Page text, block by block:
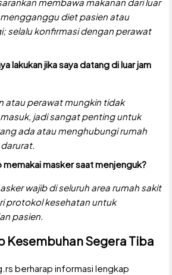
diet pasien atau
selalu konfirmasi dengan perawat
lakukan jika saya datang di luar jam
atau perawat mungkin tidak
jadi sangat penting untuk
ada atau menghubungi rumah
memakai masker saat menjenguk?
wajib di seluruh area rumah sakit
protokol kesehatan untuk
pasien.
Kesembuhan Segera Tiba
berharap informasi lengkap